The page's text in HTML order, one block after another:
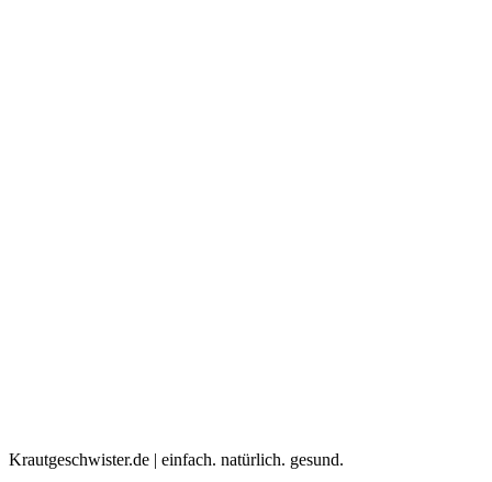
Krautgeschwister.de | einfach. natürlich. gesund.